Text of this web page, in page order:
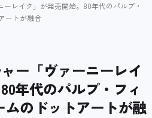
レイク」が発売開始。80年代のパルプ・
ートが融合
ー「ヴァーニーレイ
年代のパルプ・フィ
ムのドットアートが融